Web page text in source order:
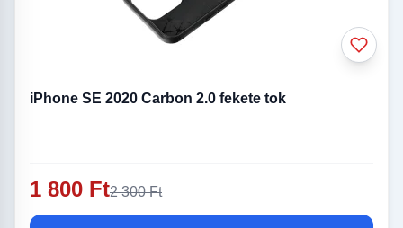
iPhone SE 2020 Carbon 2.0 fekete tok
1 800 Ft2 300 Ft